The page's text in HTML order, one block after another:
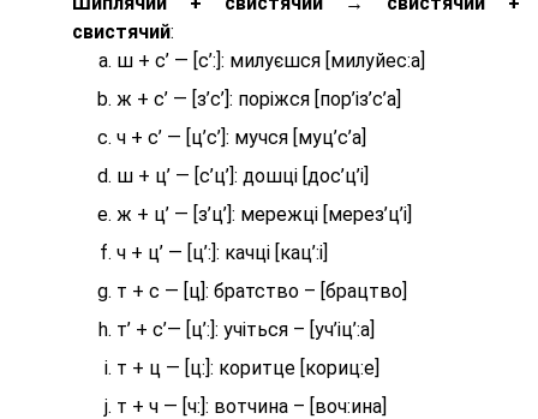
свистячий:
ш + с’ — [с’:]: милуєшся [милуйес:а]
ж + с’ — [з’с’]: поріжся [пор’із’с’а]
ч + с’ — [ц’с’]: мучся [муц’с’а]
ш + ц’ — [с’ц’]: дошці [дос’ц’і]
ж + ц’ — [з’ц’]: мережці [мерез’ц’і]
ч + ц’ — [ц’:]: качці [кац’:і]
т + с — [ц]: братство – [брaцтво]
т’ + с’— [ц’:]: учіться – [уч’іц’:a]
т + ц — [ц:]: коритце [кориц:е]
т + ч — [ч:]: вотчина – [вoч:ина]